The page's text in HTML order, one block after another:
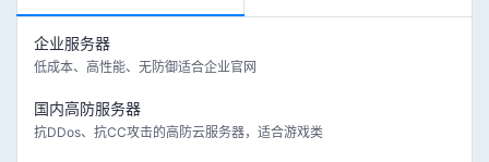
企业服务器
低成本、高性能、无防御适合企业官网
国内高防服务器
抗DDos、抗CC攻击的高防云服务器，适合游戏类